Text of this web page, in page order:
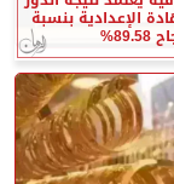
الإعدادية بنسبة